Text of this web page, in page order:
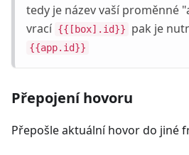
tedy je název vaší proměnné
vrací {{[box].id}} pak je
{{app.id}}
Přepojení hovoru
Přepošle aktuální hovor do jiné